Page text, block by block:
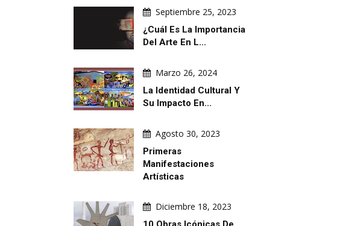
Septiembre 25, 2023
¿Cuál Es La Importancia
Del Arte En L...
Marzo 26, 2024
La Identidad Cultural Y
Su Impacto En...
Agosto 30, 2023
Primeras
Manifestaciones
Artísticas
Diciembre 18, 2023